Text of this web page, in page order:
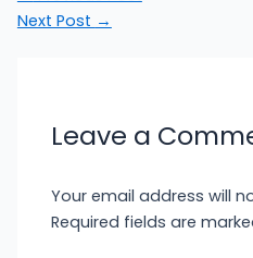
Next Post →
Leave a
Your email address will
Required fields are